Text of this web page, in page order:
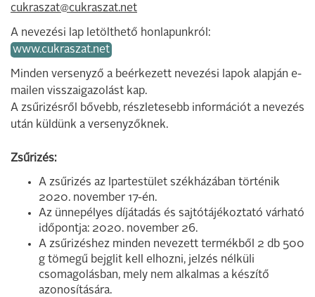
cukraszat@cukraszat.net
A nevezési lap letölthető honlapunkról:
www.cukraszat.net
Minden versenyző a beérkezett nevezési lapok alapján e-
mailen visszaigazolást kap.
A zsűrizésről bővebb, részletesebb információt a nevezés
után küldünk a versenyzőknek.
Zsűrizés:
A zsűrizés az Ipartestület székházában történik
2020. november 17-én.
Az ünnepélyes díjátadás és sajtótájékoztató várható
időpontja: 2020. november 26.
A zsűrizéshez minden nevezett termékből 2 db 500
g tömegű bejglit kell elhozni, jelzés nélküli
csomagolásban, mely nem alkalmas a készítő
azonosítására.